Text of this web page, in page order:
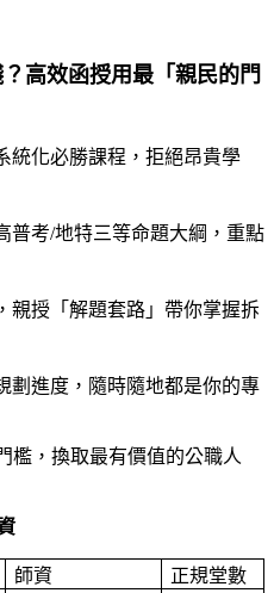
高效函授用最「親民的門
統化必勝課程，拒絕昂貴學
普考/地特三等命題大綱，重點
親授「解題套路」帶你掌握拆
劃進度，隨時隨地都是你的專
檻，換取最有價值的公職人
師資 正規堂數